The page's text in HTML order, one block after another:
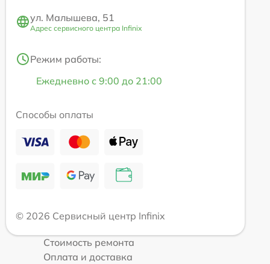
ул. Малышева, 51
Адрес сервисного центра Infinix
Режим работы:
Ежедневно с 9:00 до 21:00
Способы оплаты
© 2026 Сервисный центр Infinix
Стоимость ремонта
Оплата и доставка